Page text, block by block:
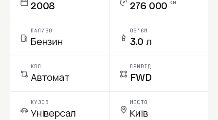
2008 276 000 км
ПАЛИВО
Бензин
ОБ'ЄМ
3.0 л
КПП
Автомат
ПРИВІД
FWD
КУЗОВ
Універсал
МІСТО
Київ